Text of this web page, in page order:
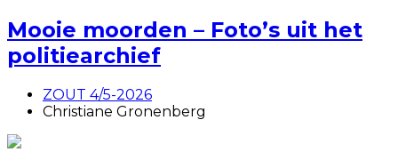
Mooie moorden – Foto’s uit het
politiearchief
ZOUT 4/5-2026
Christiane Gronenberg